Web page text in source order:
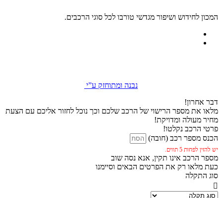
המכון לחידוש ושיפור מגדשי טורבו לכל סוגי הרכבים.
נבנה ומתוחזק ע”י
דבר אחרון!
מלאו את מספר הרישוי של הרכב שלכם וכך נוכל לחזור אליכם עם הצעת
מחיר מעולה ומדויקת!
פרטי הרכב נקלטו!
הכנס מספר רכב (חובה)
יש להזין לפחות 5 תווים.
מספר הרכב אינו תקין, אנא נסה שוב
כעת מלאו רק את הפרטים הבאים וסיימנו
סוג התקלה